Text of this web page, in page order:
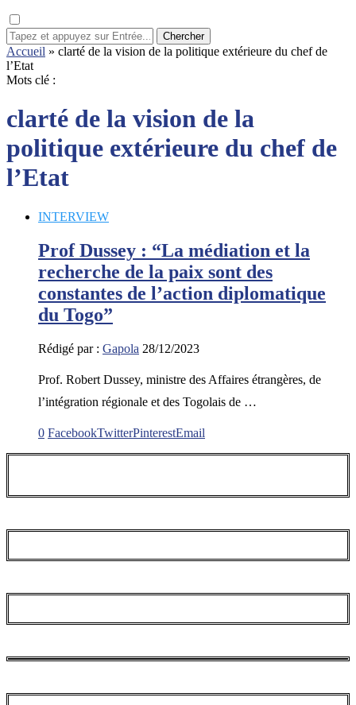
Chercher
Accueil » clarté de la vision de la politique extérieure du chef de
l’Etat
Mots clé :
clarté de la vision de la
politique extérieure du chef de
l’Etat
INTERVIEW
Prof Dussey : “La médiation et la
recherche de la paix sont des
constantes de l’action diplomatique
du Togo”
Rédigé par : Gapola 28/12/2023
Prof. Robert Dussey, ministre des Affaires étrangères, de
l’intégration régionale et des Togolais de …
0 FacebookTwitterPinterestEmail